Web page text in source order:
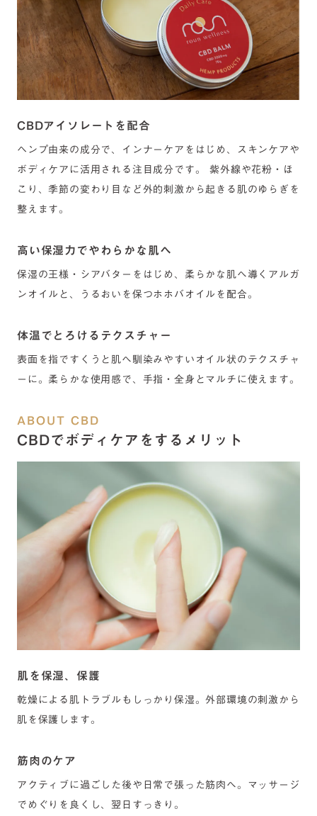
CBDアイソレートを配合
ヘンプ由来の成分で、インナーケアをはじめ、スキンケアや
ボディケアに活用される注目成分です。 紫外線や花粉・ほ
こり、季節の変わり目など外的刺激から起きる肌のゆらぎを
高い保湿力でやわらかな肌へ
保湿の王様・シアバターをはじめ、柔らかな肌へ導くアルガ
体温でとろけるテクスチャー
表面を指ですくうと肌へ馴染みやすいオイル状のテクスチャ
ABOUT CBD
CBDでボディケアをするメリット
肌を保湿、保護
乾燥による肌トラブルもしっかり保湿。外部環境の刺激から
筋肉のケア
アクティブに過ごした後や日常で張った筋肉へ。マッサージ